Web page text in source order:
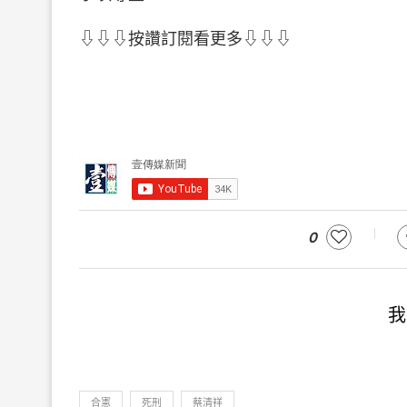
⇩⇩⇩按讚訂閱看更多⇩⇩⇩
0
合憲 死刑 蔡清祥